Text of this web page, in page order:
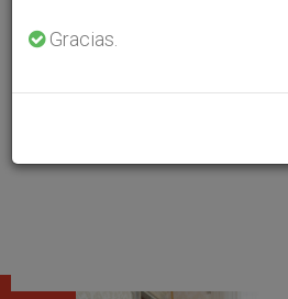
Gracias.